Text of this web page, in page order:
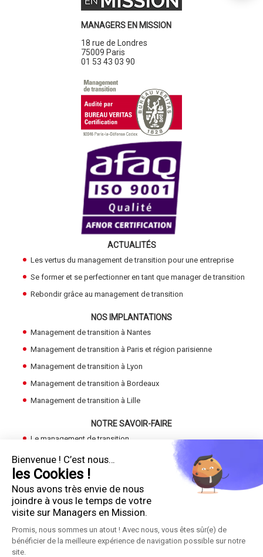
!
MANAGERS EN MISSION
18 rue de Londres
75009 Paris
01 53 43 03 90
ACTUALITÉS
Les vertus du management de transition pour une entreprise
Se former et se perfectionner en tant que manager de transition
Rebondir grâce au management de transition
NOS IMPLANTATIONS
Management de transition à Nantes
Management de transition à Paris et région parisienne
Management de transition à Lyon
Management de transition à Bordeaux
Management de transition à Lille
NOTRE SAVOIR-FAIRE
Le management de transition
Devenir Manager de Transition
Trouver un manager de transition
LE GROUPE
Cadres en Mission
Bienvenue ! C’est nous…
les Cookies !
Nous avons très envie de nous
joindre à vous le temps de votre
visite sur Managers en Mission.
Promis, nous sommes un atout ! Avec nous, vous êtes sûr(e) de
bénéficier de la meilleure expérience de navigation possible sur notre
site.